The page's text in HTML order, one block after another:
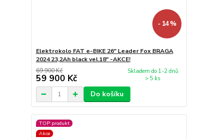
- 14 %
Elektrokolo FAT e-BIKE 26" Leader Fox BRAGA
2024 23,2Ah black vel.18" -AKCE!
69 900 Kč
59 900 Kč
Skladem do 1-2 dnů
> 5 ks
Do košíku
TOP produkt
Akce